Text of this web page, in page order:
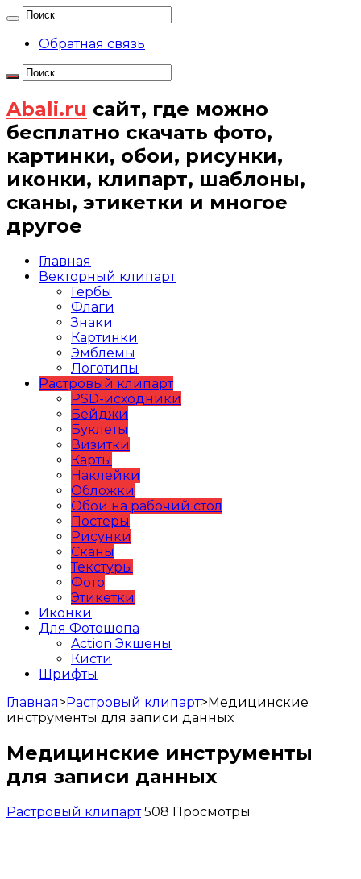
Обратная связь
Abali.ru сайт, где можно
бесплатно скачать фото,
картинки, обои, рисунки,
иконки, клипарт, шаблоны,
сканы, этикетки и многое
другое
Главная
Векторный клипарт
Гербы
Флаги
Знаки
Картинки
Эмблемы
Логотипы
Растровый клипарт
PSD-исходники
Бейджи
Буклеты
Визитки
Карты
Наклейки
Обложки
Обои на рабочий стол
Постеры
Рисунки
Сканы
Текстуры
Фото
Этикетки
Иконки
Для Фотошопа
Action Экшены
Кисти
Шрифты
Главная>Растровый клипарт>Медицинские
инструменты для записи данных
Медицинские инструменты
для записи данных
Растровый клипарт 508 Просмотры